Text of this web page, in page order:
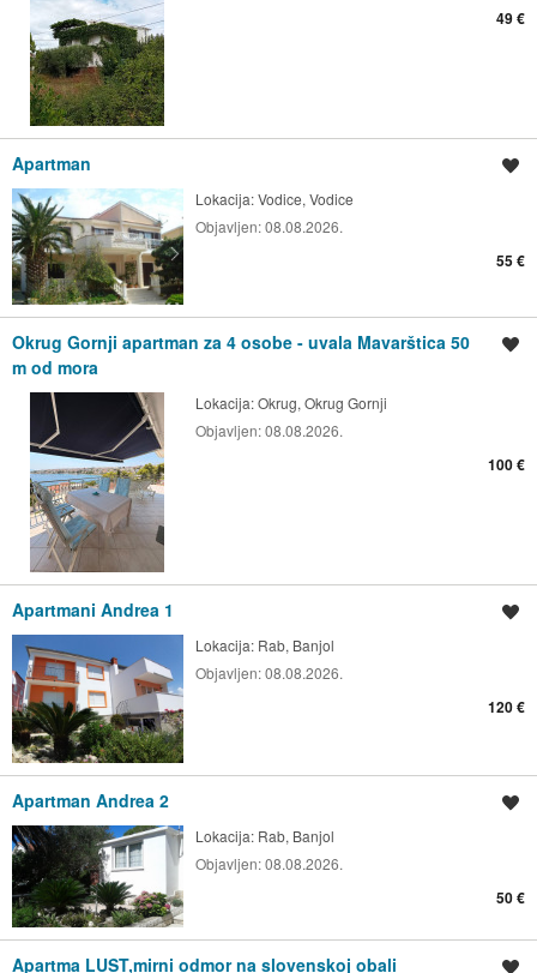
49 €
Apartman
Lokacija:Vodice, Vodice
Objavljen:08.08.2026.
55 €
Okrug Gornji apartman za 4 osobe - uvala Mavarštica 50
m od mora
Lokacija:Okrug, Okrug Gornji
Objavljen:08.08.2026.
100 €
Apartmani Andrea 1
Lokacija: Rab, Banjol
Objavljen:08.08.2026.
120 €
Apartman Andrea 2
Lokacija: Rab, Banjol
Objavljen:08.08.2026.
50 €
Apartma LUST,mirni odmor na slovenskoj obali